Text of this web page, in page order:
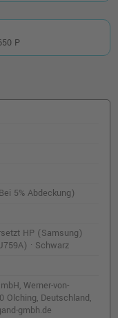
P
5% Abdeckung)
HP (Samsung)
· Schwarz
Werner-von-
Olching, Deutschland,
gmbh.de